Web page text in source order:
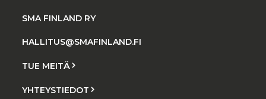
SMA FINLAND RY
HALLITUS@SMAFINLAND.FI
TUE MEITÄ
YHTEYSTIEDOT